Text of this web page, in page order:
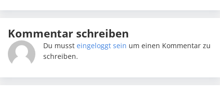
Kommentar schreiben
Du musst eingeloggt sein um einen Kommentar zu
schreiben.